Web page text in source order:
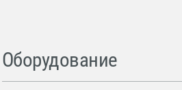
Оборудование